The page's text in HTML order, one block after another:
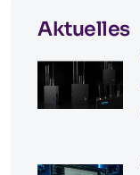
Aktuelles